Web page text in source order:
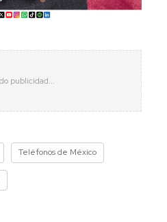
Teléfonos de México